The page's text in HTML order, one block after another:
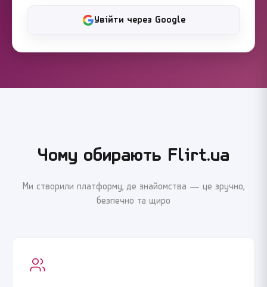
Увійти через Google
Чому обирають Flirt.ua
Ми створили платформу, де знайомства — це зручно,
безпечно та щиро